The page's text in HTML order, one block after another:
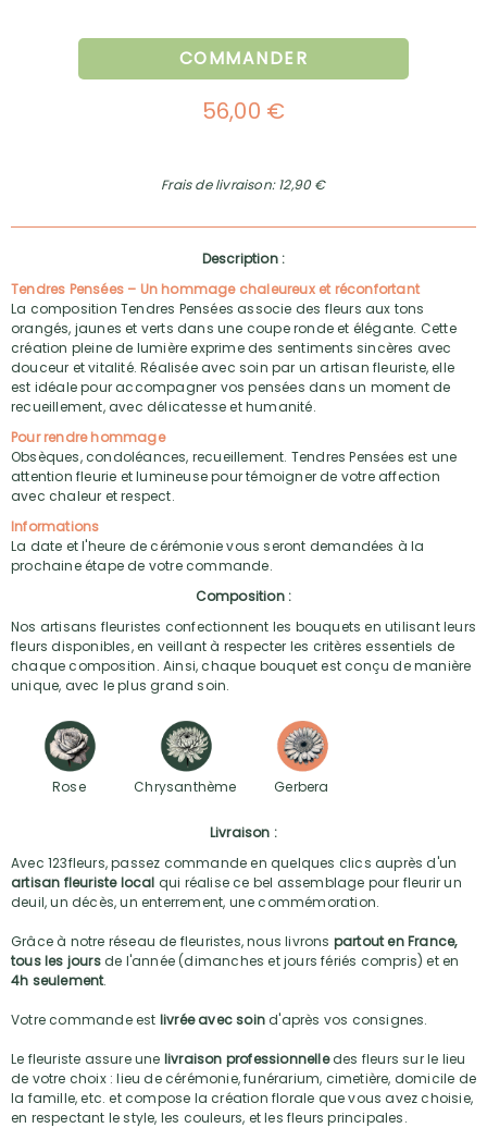
COMMANDER
56,00 €
Frais de livraison: 12,90 €
Description :
Tendres Pensées – Un hommage chaleureux et réconfortant
La composition Tendres Pensées associe des fleurs aux tons
orangés, jaunes et verts dans une coupe ronde et élégante. Cette
création pleine de lumière exprime des sentiments sincères avec
douceur et vitalité. Réalisée avec soin par un artisan fleuriste, elle
est idéale pour accompagner vos pensées dans un moment de
recueillement, avec délicatesse et humanité.
Pour rendre hommage
Obsèques, condoléances, recueillement. Tendres Pensées est une
attention fleurie et lumineuse pour témoigner de votre affection
avec chaleur et respect.
Informations
La date et l'heure de cérémonie vous seront demandées à la
prochaine étape de votre commande.
Composition :
Nos artisans fleuristes confectionnent les bouquets en utilisant leurs
fleurs disponibles, en veillant à respecter les critères essentiels de
chaque composition. Ainsi, chaque bouquet est conçu de manière
unique, avec le plus grand soin.
Rose Chrysanthème Gerbera
Livraison :
Avec 123fleurs, passez commande en quelques clics auprès d'un
artisan fleuriste local qui réalise ce bel assemblage pour fleurir un
deuil, un décès, un enterrement, une commémoration.
Grâce à notre réseau de fleuristes, nous livrons partout en France,
tous les joursde l'année (dimanches et jours fériés compris) et en
4h seulement.
Votre commande est livrée avec soind'après vos consignes.
Le fleuriste assure une livraison professionnelledes fleurs sur le lieu
de votre choix : lieu de cérémonie, funérarium, cimetière, domicile de
la famille, etc. et compose la création florale que vous avez choisie,
en respectant le style, les couleurs, et les fleurs principales.